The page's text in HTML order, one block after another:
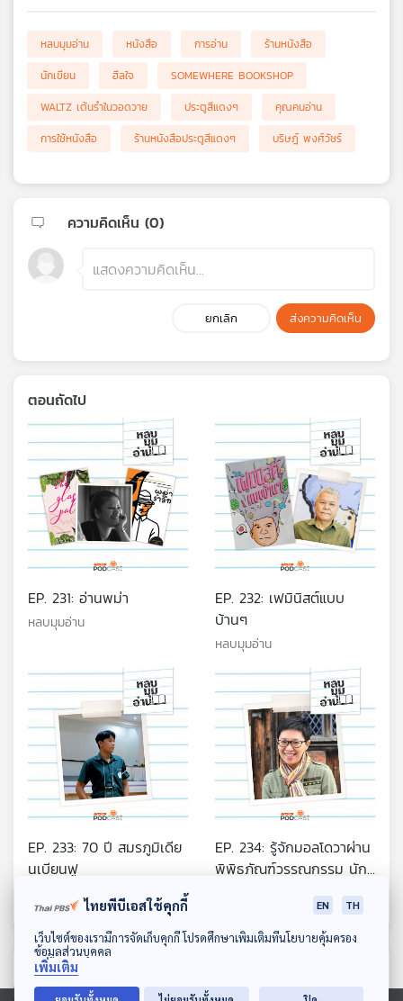
ดาวน์โหลด Thai PBS Podcast Application
หลบมุมอ่าน หนังสือ การอ่าน
ร้านหนังสือ
นักเขียน
ฮีลใจ
SOMEWHERE BOOKSHOP
WALTZ เต้นรำในวอดวาย
ประตูสีแดงๆ
คุณคนอ่าน
การใช้หนังสือ
ร้านหนังสือประตูสีแดงๆ บริษฎ์ พงศ์วัชร์
ความคิดเห็น (0)
ยกเลิก ส่งความคิดเห็น
ตอนถัดไป
EP. 231: อ่านพม่า
หลบมุมอ่าน
EP. 232: เฟมินิสต์แบบ
บ้านๆ
หลบมุมอ่าน
EP. 233: 70 ปี สมรภูมิเดีย
นเบียนฟู
หลบมุมอ่าน
EP. 234: รู้จักมอลโดวาผ่าน
พิพิธภัณฑ์วรรณกรรม นัก
ตอนที่เกี่ยวข้อง
ไทยพีบีเอสใช้คุกกี้ EN TH
เว็บไซต์ของเรามีการจัดเก็บคุกกี้ โปรดศึกษาเพิ่มเติมที่นโยบายคุ้มครอง
ข้อมูลส่วนบุคคล
เพิ่มเติม